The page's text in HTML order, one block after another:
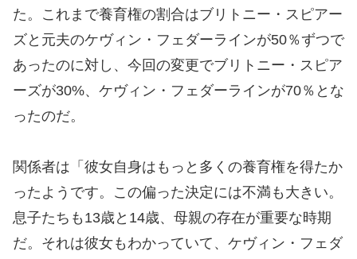
た。これまで養育権の割合はブリトニー・スピアー
ズと元夫のケヴィン・フェダーラインが50％ずつで
あったのに対し、今回の変更でブリトニー・スピア
ーズが30%、ケヴィン・フェダーラインが70％とな
ったのだ。
関係者は「彼女自身はもっと多くの養育権を得たか
ったようです。この偏った決定には不満も大きい。
息子たちも13歳と14歳、母親の存在が重要な時期
だ。それは彼女もわかっていて、ケヴィン・フェダ